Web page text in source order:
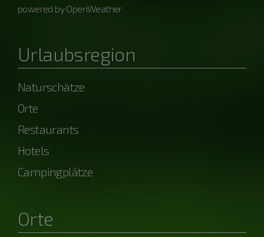
powered by OpenWeather
Urlaubsregion
Naturschätze
Orte
Restaurants
Hotels
Campingplätze
Orte